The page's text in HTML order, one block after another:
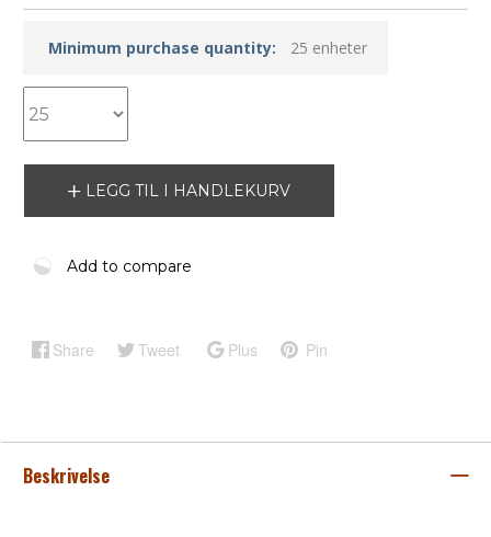
Minimum purchase quantity: 25 enheter
LEGG TIL I HANDLEKURV
Add to compare
Share Tweet Plus Pin
Beskrivelse